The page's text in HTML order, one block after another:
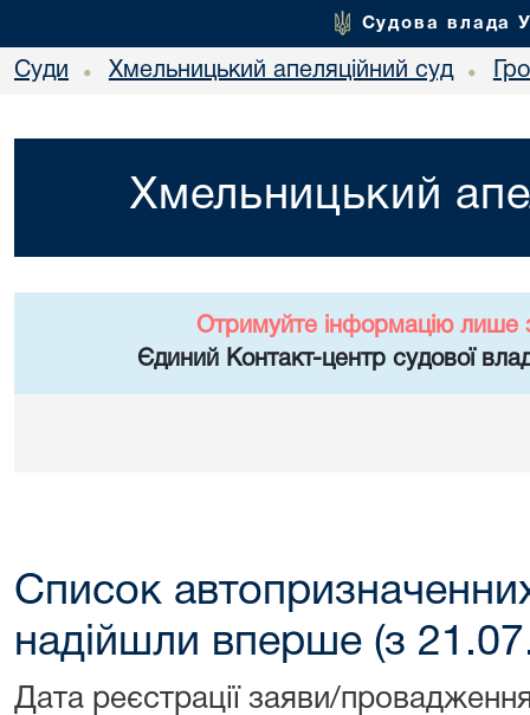
Судова влада
Суди • Хмельницький апеляційний суд •
Хмельницький
Отримуйте інформацію лише
Єдиний Контакт-центр судової
Список
надійшли вперше (з
Дата реєстрації заяви/